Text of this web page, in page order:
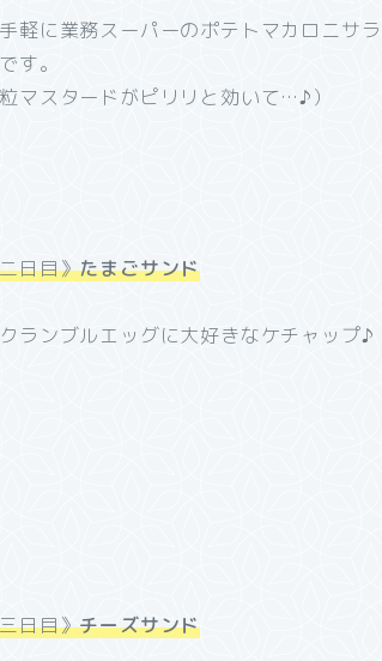
軽に業務スーパーのポテトマカロニサラ
す。
粒マスタードがピリリと効いて…♪）
日目》たまごサンド
ランブルエッグに大好きなケチャップ♪
日目》チーズサンド